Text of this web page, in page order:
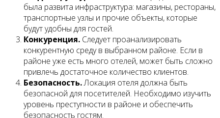
была развита инфраструктура: магазины, рестораны,
транспортные узлы и прочие объекты, которые
будут удобны для гостей.
Конкуренция. Следует проанализировать
конкурентную среду в выбранном районе. Если в
районе уже есть много отелей, может быть сложно
привлечь достаточное количество клиентов.
Безопасность.Локация отеля должна быть
безопасной для посетителей. Необходимо изучить
уровень преступности в районе и обеспечить
безопасность гостям.